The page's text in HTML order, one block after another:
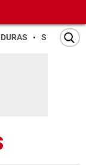
SAN PEDRO